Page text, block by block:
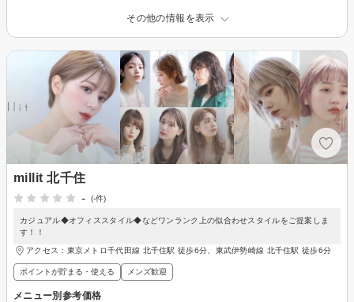
その他の情報を表示
millit 北千住
-
(-件)
カジュアル◆オフィススタイル◆などワンランク上の似合わせスタイルをご提案しま
す！！
アクセス：東京メトロ千代田線 北千住駅 徒歩6分、東武伊勢崎線 北千住駅 徒歩6分
ポイントが貯まる・使える メンズ歓迎
メニュー別参考価格